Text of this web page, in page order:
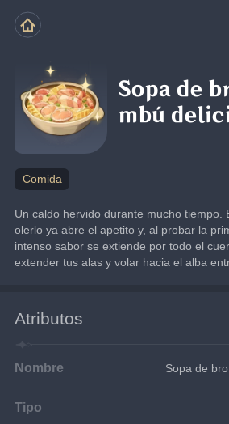
Sopa de
mbú
Comida
Un caldo hervido durante mucho tiempo.
olerlo ya abre el apetito y, al probar la
intenso sabor se extiende por todo el
extender tus alas y volar hacia el alba
Atributos
Nombre Sopa de
Tipo